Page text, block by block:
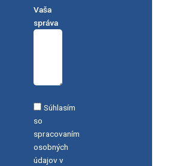
Vaša
správa
Súhlasím
so
spracovaním
osobných
údajov v